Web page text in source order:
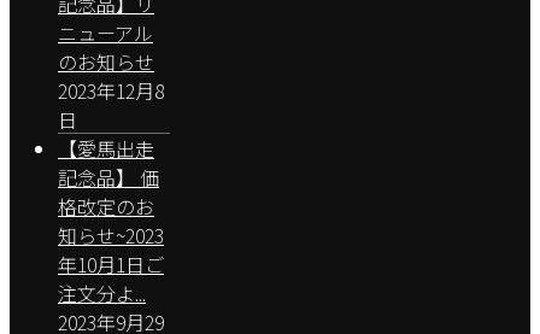
ニューアル
のお知らせ
2023年12月8
日
【愛馬出走
記念品】 価
格改定のお
知らせ~2023
年10月1日ご
注文分よ...
2023年9月29